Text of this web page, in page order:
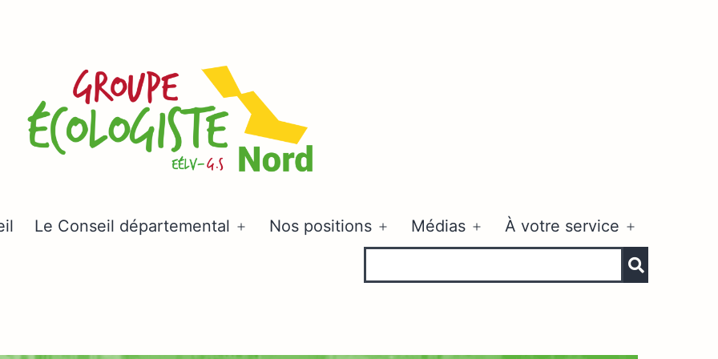
Le Conseil départemental
Ouvrir
Nos positions
Ouvrir
menu
Médias
Ouvrir
menu
À votre service
le
menu